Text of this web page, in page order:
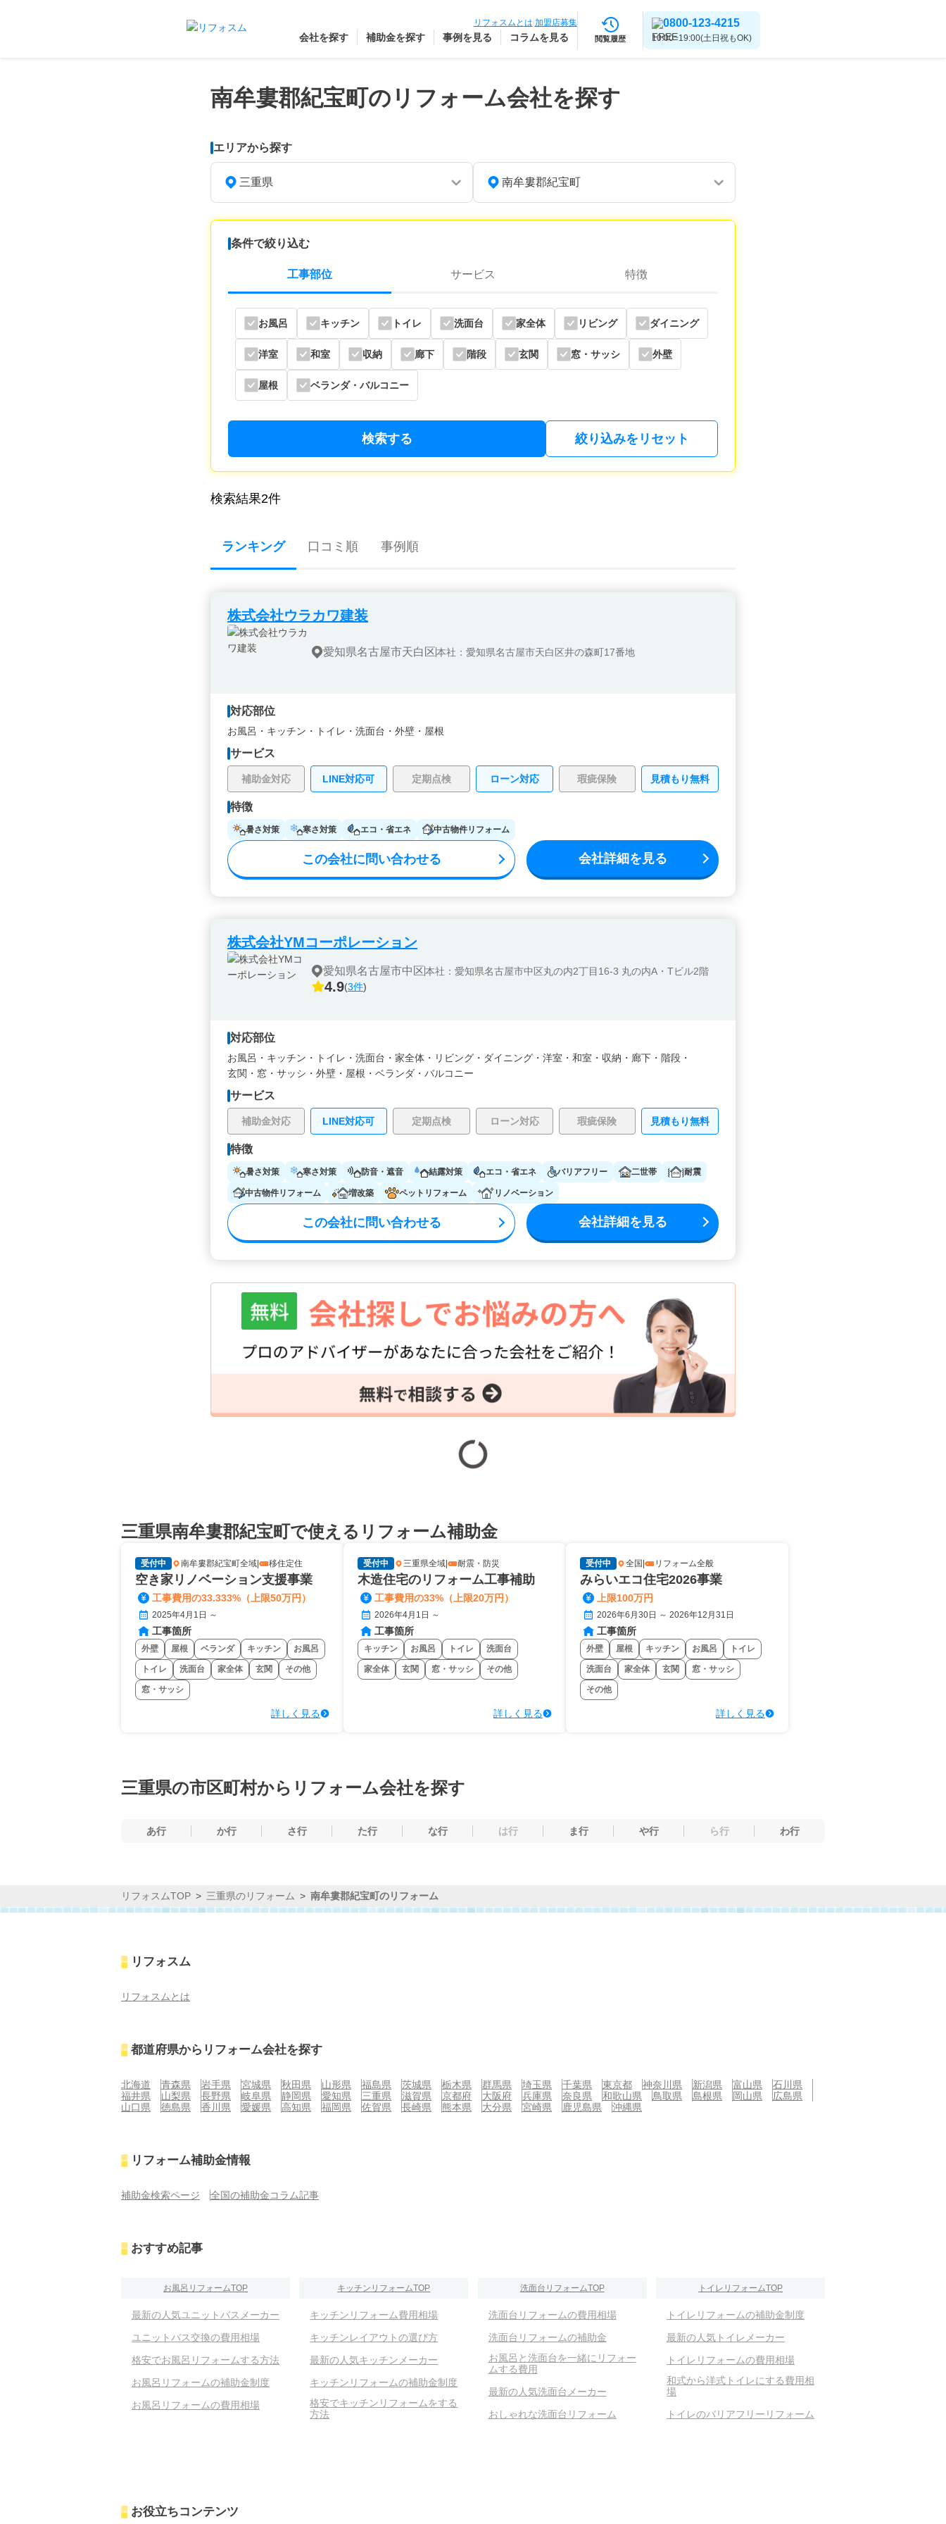
リフォスムとは|加盟店募集
会社を探す 補助金を探す 事例を見る コラムを見る 閲覧履歴
0800-123-4215
10:00~19:00(土日祝もOK)
南牟婁郡紀宝町のリフォーム会社を探す
エリアから探す
三重県 南牟婁郡紀宝町
条件で絞り込む
工事部位 サービス 特徴
お風呂 キッチン トイレ 洗面台 家全体 リビング ダイニング
洋室 和室 収納 廊下 階段 玄関 窓・サッシ 外壁
屋根 ベランダ・バルコニー
検索する 絞り込みをリセット
検索結果2件
ランキング 口コミ順 事例順
株式会社ウラカワ建装
愛知県名古屋市天白区本社：愛知県名古屋市天白区井の森町17番地
対応部位
お風呂・ キッチン・ トイレ・ 洗面台・ 外壁・ 屋根
サービス
補助金対応 LINE対応可 定期点検 ローン対応 瑕疵保険 見積もり無料
特徴
暑さ対策 寒さ対策 エコ・省エネ 中古物件リフォーム
この会社に問い合わせる 会社詳細を見る
株式会社YMコーポレーション
愛知県名古屋市中区本社：愛知県名古屋市中区丸の内2丁目16-3 丸の内A・Tビル2階
4.9(3件)
対応部位
お風呂・ キッチン・ トイレ・ 洗面台・ 家全体・ リビング・ ダイニング・ 洋室・ 和室・ 収納・ 廊下・ 階段・
玄関・ 窓・サッシ・ 外壁・ 屋根・ ベランダ・バルコニー
サービス
補助金対応 LINE対応可 定期点検 ローン対応 瑕疵保険 見積もり無料
特徴
暑さ対策 寒さ対策 防音・遮音 結露対策 エコ・省エネ バリアフリー 二世帯 耐震
中古物件リフォーム 増改築 ペットリフォーム リノベーション
この会社に問い合わせる 会社詳細を見る
三重県南牟婁郡紀宝町で使えるリフォーム補助金
受付中 南牟婁郡紀宝町全域 移住定住
空き家リノベーション支援事業
工事費用の33.333%（上限50万円）
2025年4月1日 ～
工事箇所
外壁 屋根 ベランダ キッチン お風呂
トイレ 洗面台 家全体 玄関 その他
窓・サッシ
詳しく見る
受付中 三重県全域 耐震・防災
木造住宅のリフォーム工事補助
工事費用の33%（上限20万円）
2026年4月1日 ～
工事箇所
キッチン お風呂 トイレ 洗面台
家全体 玄関 窓・サッシ その他
詳しく見る
受付中 全国 リフォーム全般
みらいエコ住宅2026事業
上限100万円
2026年6月30日 ～ 2026年12月31日
工事箇所
外壁 屋根 キッチン お風呂 トイレ
洗面台 家全体 玄関 窓・サッシ
その他
詳しく見る
三重県の市区町村からリフォーム会社を探す
あ行 か行 さ行 た行 な行 は行 ま行 や行 ら行 わ行
リフォスムTOP 三重県のリフォーム 南牟婁郡紀宝町のリフォーム
リフォスム
リフォスムとは
都道府県からリフォーム会社を探す
北海道 青森県 岩手県 宮城県 秋田県 山形県 福島県 茨城県 栃木県 群馬県 埼玉県 千葉県 東京都 神奈川県 新潟県 富山県
石川県
福井県
山梨県 長野県 岐阜県 静岡県 愛知県 三重県 滋賀県 京都府 大阪府 兵庫県 奈良県 和歌山県 鳥取県 島根県 岡山県
広島県
山口県
徳島県 香川県 愛媛県 高知県 福岡県 佐賀県 長崎県 熊本県 大分県 宮崎県 鹿児島県 沖縄県
リフォーム補助金情報
補助金検索ページ 全国の補助金コラム記事
おすすめ記事
キッチンリフォームTOP
キッチンリフォーム費用相場
キッチンレイアウトの選び方
最新の人気キッチンメーカー
キッチンリフォームの補助金制度
格安でキッチンリフォームをする
方法
お風呂リフォームTOP
最新の人気ユニットバスメーカー
ユニットバス交換の費用相場
格安でお風呂リフォームする方法
お風呂リフォームの補助金制度
お風呂リフォームの費用相場
トイレリフォームTOP
トイレリフォームの補助金制度
最新の人気トイレメーカー
トイレリフォームの費用相場
和式から洋式トイレにする費用相
場
トイレのバリアフリーリフォーム
洗面台リフォームTOP
洗面台リフォームの費用相場
洗面台リフォームの補助金
お風呂と洗面台を一緒にリフォー
ムする費用
最新の人気洗面台メーカー
おしゃれな洗面台リフォーム
お役立ちコンテンツ